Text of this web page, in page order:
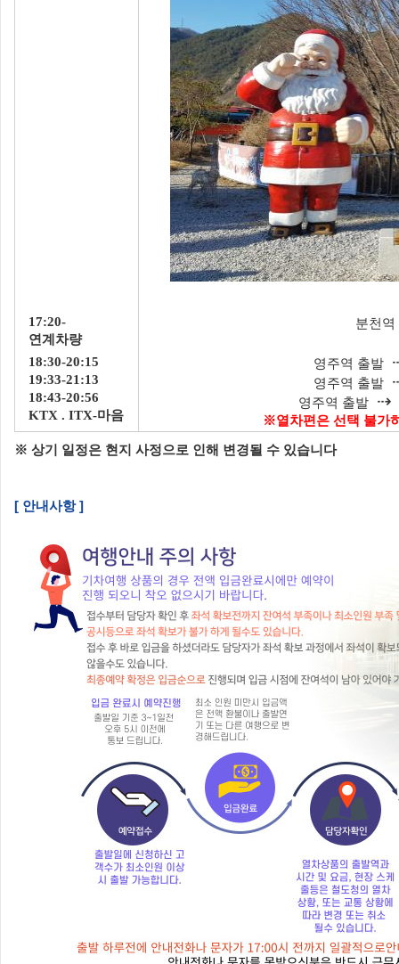
17:20-
연계차량
분천
18:30-20:15
19:33-21:13
18:43-20:56
KTX . ITX-마음
영주역 출발
영주역 출발
영주역 출발 ⇢
※열차편은 선택 불가
※ 상기 일정은 현지 사정으로 인해 변경될 수 있습니다
[ 안내사항 ]